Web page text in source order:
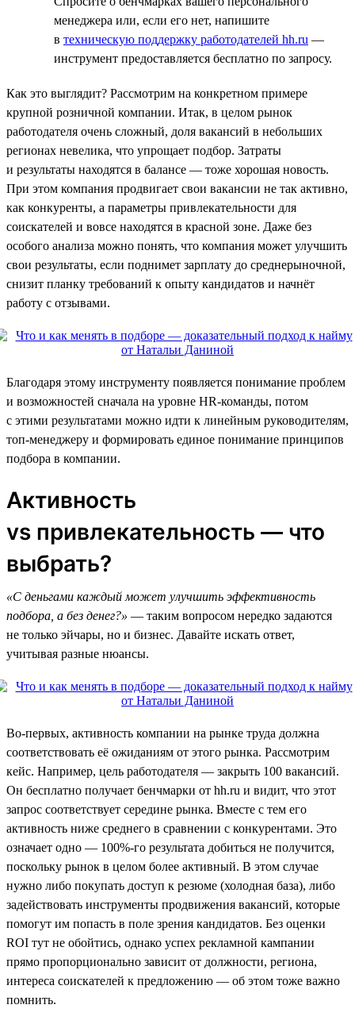
менеджера или, если его нет, напишите
в техническую поддержку работодателей hh.ru —
инструмент предоставляется бесплатно по запросу.
Как это выглядит? Рассмотрим на конкретном примере
крупной розничной компании. Итак, в целом рынок
работодателя очень сложный, доля вакансий в небольших
регионах невелика, что упрощает подбор. Затраты
и результаты находятся в балансе — тоже хорошая новость.
При этом компания продвигает свои вакансии не так активно,
как конкуренты, а параметры привлекательности для
соискателей и вовсе находятся в красной зоне. Даже без
особого анализа можно понять, что компания может улучшить
свои результаты, если поднимет зарплату до среднерыночной,
снизит планку требований к опыту кандидатов и начнёт
работу с отзывами.
Благодаря этому инструменту появляется понимание проблем
и возможностей сначала на уровне HR-команды, потом
с этими результатами можно идти к линейным руководителям,
топ-менеджеру и формировать единое понимание принципов
подбора в компании.
Активность
vs привлекательность — что
выбрать?
«С деньгами каждый может улучшить эффективность
подбора, а без денег?» — таким вопросом нередко задаются
не только эйчары, но и бизнес. Давайте искать ответ,
учитывая разные нюансы.
Во-первых, активность компании на рынке труда должна
соответствовать её ожиданиям от этого рынка. Рассмотрим
кейс. Например, цель работодателя — закрыть 100 вакансий.
Он бесплатно получает бенчмарки от hh.ru и видит, что этот
запрос соответствует середине рынка. Вместе с тем его
активность ниже среднего в сравнении с конкурентами. Это
означает одно — 100%-го результата добиться не получится,
поскольку рынок в целом более активный. В этом случае
нужно либо покупать доступ к резюме (холодная база), либо
задействовать инструменты продвижения вакансий, которые
помогут им попасть в поле зрения кандидатов. Без оценки
ROI тут не обойтись, однако успех рекламной кампании
прямо пропорционально зависит от должности, региона,
интереса соискателей к предложению — об этом тоже важно
помнить.